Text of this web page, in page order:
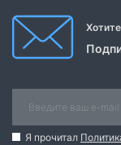
Я прочитал